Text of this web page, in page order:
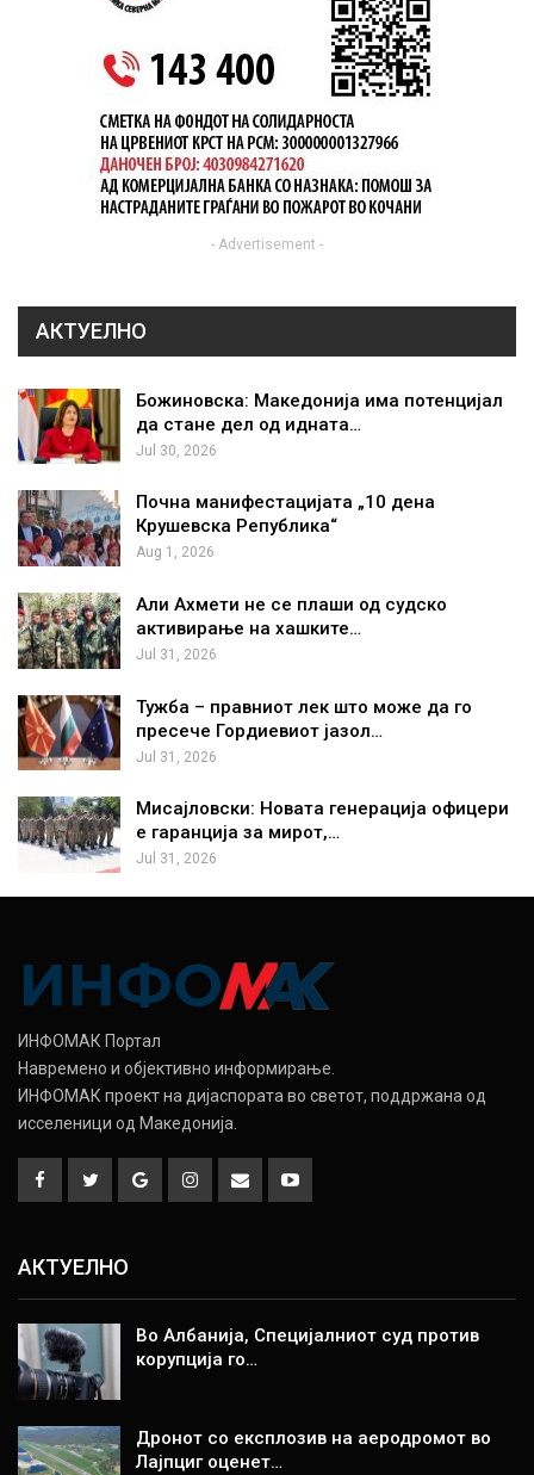
- Advertisement -
АКТУЕЛНО
Божиновска: Македонија има потенцијал
да стане дел од идната…
Jul 30, 2026
Почна манифестацијата „10 дена
Крушевска Република“
Aug 1, 2026
Али Ахмети не се плаши од судско
активирање на хашките…
Jul 31, 2026
Тужба – правниот лек што може да го
пресече Гордиевиот јазол…
Jul 31, 2026
Мисајловски: Новата генерација офицери
е гаранција за мирот,…
Jul 31, 2026
ИНФОМАК Портал
Навремено и објективно информирање.
ИНФОМАК проект на дијаспората во светот, поддржана од
исселеници од Македонија.
АКТУЕЛНО
Во Албанија, Специјалниот суд против
корупција го…
Дронот со експлозив на аеродромот во
Лајпциг оценет…